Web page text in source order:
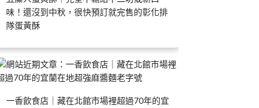
味！還沒到中秋，很快預訂就完售的彰化排
隊蛋黃酥
一香飲食店｜藏在北館市場裡超過70年的宜